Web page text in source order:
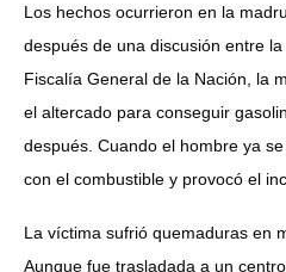
Los hechos ocurrieron en la
después de una discusión entre
Fiscalía General de la Nación, la
el altercado para conseguir
después. Cuando el hombre ya
con el combustible y provocó el
La víctima sufrió quemaduras en
Aunque fue trasladada a un